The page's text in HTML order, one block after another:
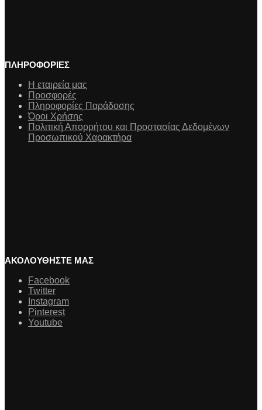
ΠΛΗΡΟΦΟΡΙΕΣ
Η εταιρεία μας
Προσφορές
Πληροφορίες Παράδοσης
Όροι Χρήσης
Πολιτική Απορρήτου και Προστασίας Δεδομένων
Προσωπικού Χαρακτήρα
ΑΚΟΛΟΥΘΗΣΤΕ ΜΑΣ
Facebook
Twitter
Instagram
Pinterest
Youtube